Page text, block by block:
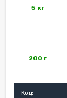
5 кг
200 г
Код: